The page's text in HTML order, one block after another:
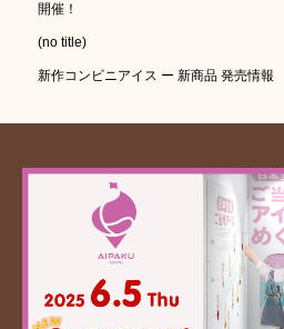
開催！
(no title)
新作コンビニアイス ー 新商品 発売情報